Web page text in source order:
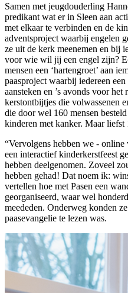
Samen met jeugdouderling
predikant wat er in Sleen aan
met elkaar te verbinden en de
adventsproject waarbij engelen
ze uit de kerk meenemen en bij
voor wie wil jij een engel zijn?
mensen een ‘hartengroet’ aan
paasproject waarbij iedereen
aansteken en ’s avonds voor
kerstontbijtjes die volwassenen
die door wel 160 mensen
kinderen met kanker. Maar
“Vervolgens hebben we - online
een interactief kinderkerstfeest
hebben deelgenomen. Zoveel
hebben gehad! Dat noem ik:
vertellen hoe met Pasen een
georganiseerd, waar wel
meededen. Onderweg konden
paasevangelie te lezen was.